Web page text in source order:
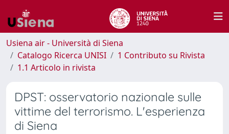
Usiena air - Università di Siena
Catalogo Ricerca UNISI
1 Contributo su Rivista
1.1 Articolo in rivista
DPST: osservatorio nazionale sulle
vittime del terrorismo. L'esperienza
di Siena